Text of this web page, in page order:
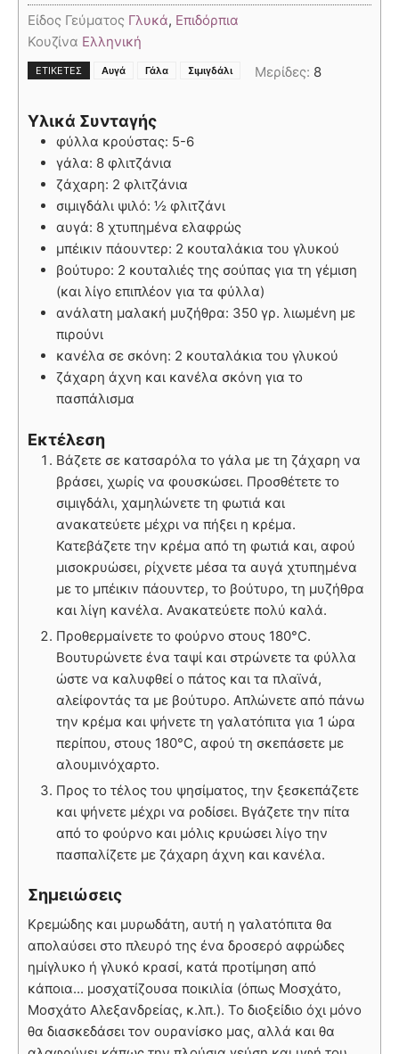
Είδος Γεύματος Γλυκά, Επιδόρπια
Κουζίνα Ελληνική
ΕΤΙΚΈΤΕΣ Αυγά Γάλα Σιμιγδάλι Μερίδες: 8
Υλικά Συνταγής
φύλλα κρούστας: 5-6
γάλα: 8 φλιτζάνια
ζάχαρη: 2 φλιτζάνια
σιμιγδάλι ψιλό: ½ φλιτζάνι
αυγά: 8 χτυπημένα ελαφρώς
μπέικιν πάουντερ: 2 κουταλάκια του γλυκού
βούτυρο: 2 κουταλιές της σούπας για τη γέμιση
(και λίγο επιπλέον για τα φύλλα)
ανάλατη μαλακή μυζήθρα: 350 γρ. λιωμένη με
πιρούνι
κανέλα σε σκόνη: 2 κουταλάκια του γλυκού
ζάχαρη άχνη και κανέλα σκόνη για το
πασπάλισμα
Εκτέλεση
Βάζετε σε κατσαρόλα το γάλα με τη ζάχαρη να
βράσει, χωρίς να φουσκώσει. Προσθέτετε το
σιμιγδάλι, χαμηλώνετε τη φωτιά και
ανακατεύετε μέχρι να πήξει η κρέμα.
Κατεβάζετε την κρέμα από τη φωτιά και, αφού
μισοκρυώσει, ρίχνετε μέσα τα αυγά χτυπημένα
με το μπέικιν πάουντερ, το βούτυρο, τη μυζήθρα
και λίγη κανέλα. Ανακατεύετε πολύ καλά.
Προθερμαίνετε το φούρνο στους 180°C.
Βουτυρώνετε ένα ταψί και στρώνετε τα φύλλα
ώστε να καλυφθεί ο πάτος και τα πλαϊνά,
αλείφοντάς τα με βούτυρο. Απλώνετε από πάνω
την κρέμα και ψήνετε τη γαλατόπιτα για 1 ώρα
περίπου, στους 180°C, αφού τη σκεπάσετε με
αλουμινόχαρτο.
Προς το τέλος του ψησίματος, την ξεσκεπάζετε
και ψήνετε μέχρι να ροδίσει. Βγάζετε την πίτα
από το φούρνο και μόλις κρυώσει λίγο την
πασπαλίζετε με ζάχαρη άχνη και κανέλα.
Σημειώσεις
Κρεμώδης και μυρωδάτη, αυτή η γαλατόπιτα θα
απολαύσει στο πλευρό της ένα δροσερό αφρώδες
ημίγλυκο ή γλυκό κρασί, κατά προτίμηση από
κάποια... μοσχατίζουσα ποικιλία (όπως Μοσχάτο,
Μοσχάτο Αλεξανδρείας, κ.λπ.). Το διοξείδιο όχι μόνο
θα διασκεδάσει τον ουρανίσκο μας, αλλά και θα